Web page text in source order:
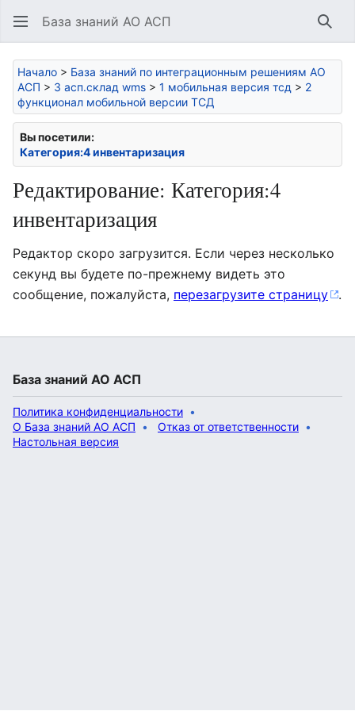
База знаний АО АСП
Начало > База знаний по интеграционным решениям АО
АСП > 3 асп.склад wms > 1 мобильная версия тсд > 2
функционал мобильной версии ТСД
Вы посетили:
Категория:4 инвентаризация
Редактирование: Категория:4
инвентаризация
Редактор скоро загрузится. Если через несколько
секунд вы будете по-прежнему видеть это
сообщение, пожалуйста, перезагрузите страницу .
База знаний АО АСП
Политика конфиденциальности
О База знаний АО АСП
Отказ от ответственности
Настольная версия